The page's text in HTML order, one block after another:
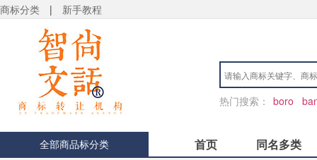
商标分类 | 新手教程
热门搜索： boro
全部商品标分类 首页 同名多类